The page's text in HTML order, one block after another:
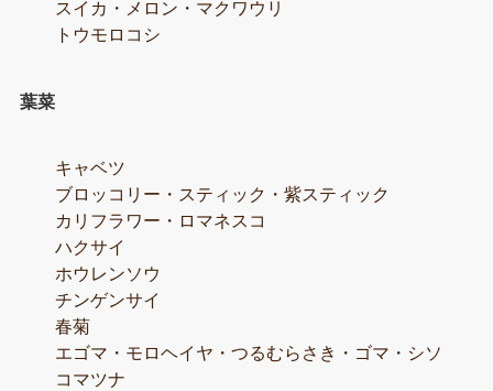
スイカ・メロン・マクワウリ
トウモロコシ
葉菜
キャベツ
ブロッコリー・スティック・紫スティック
カリフラワー・ロマネスコ
ハクサイ
ホウレンソウ
チンゲンサイ
春菊
エゴマ・モロヘイヤ・つるむらさき・ゴマ・シソ
コマツナ